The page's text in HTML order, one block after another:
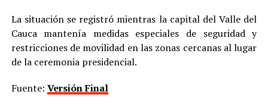
La situación se registró mientras la capital del Valle del
Cauca mantenía medidas especiales de seguridad y
restricciones de movilidad en las zonas cercanas al lugar
de la ceremonia presidencial.
Fuente: Versión Final